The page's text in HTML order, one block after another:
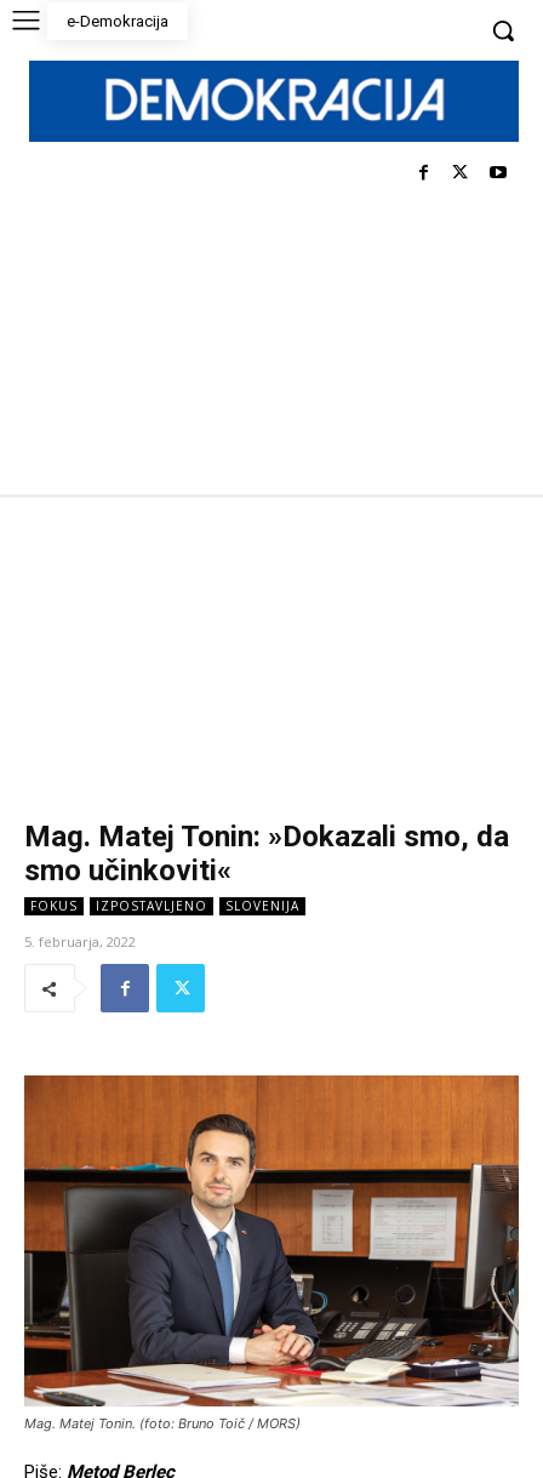
e-Demokracija
Mag. Matej Tonin: »Dokazali smo, da
smo učinkoviti«
FOKUS IZPOSTAVLJENO SLOVENIJA
5. februarja, 2022
Mag. Matej Tonin. (foto: Bruno Toič / MORS)
Piše: Metod Berlec